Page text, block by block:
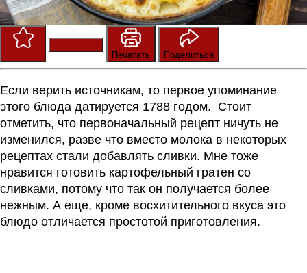
Печатать
Поделиться
Если верить источникам, то первое упоминание
этого блюда датируется 1788 годом. Стоит
отметить, что первоначальный рецепт ничуть не
изменился, разве что вместо молока в некоторых
рецептах стали добавлять сливки. Мне тоже
нравится готовить картофельный гратен со
сливками, потому что так он получается более
нежным. А еще, кроме восхитительного вкуса это
блюдо отличается простотой приготовления.